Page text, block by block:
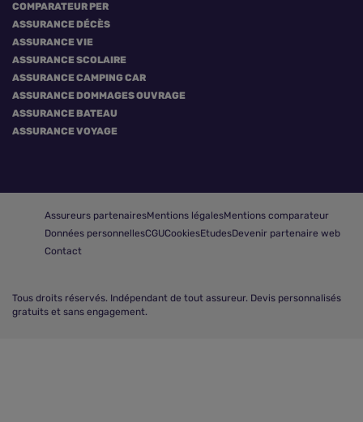
COMPARATEUR PER
ASSURANCE DÉCÈS
ASSURANCE VIE
ASSURANCE SCOLAIRE
ASSURANCE CAMPING CAR
ASSURANCE DOMMAGES OUVRAGE
ASSURANCE BATEAU
ASSURANCE VOYAGE
Assureurs partenairesMentions légalesMentions comparateur
Données personnellesCGUCookiesEtudesDevenir partenaire web
Contact
Tous droits réservés. Indépendant de tout assureur. Devis personnalisés
gratuits et sans engagement.